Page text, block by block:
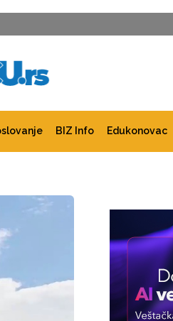
BIZ Info Edukonovac